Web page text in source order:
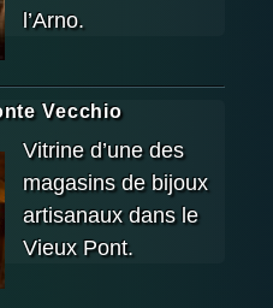
l’Arno.
Vecchio
Vitrine d’une des
magasins de bijoux
artisanaux dans le
Vieux Pont.